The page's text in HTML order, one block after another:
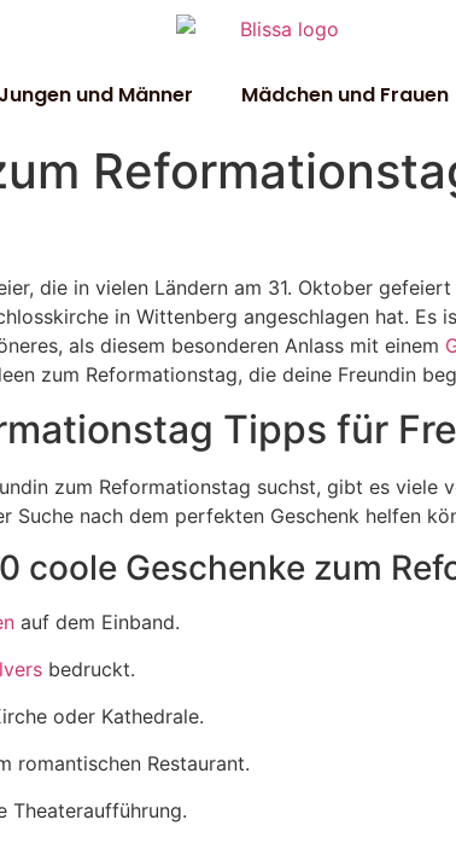
Jungen und Männer Mädchen und Frauen
die in vielen Ländern am 31. Oktober
in Wittenberg angeschlagen hat.
als diesem besonderen Anlass mit einem
zum Reformationstag, die deine Freundin
Tipps für
zum Reformationstag suchst, gibt es viele
Suche nach dem perfekten Geschenk helfen
coole Geschenke zum
auf dem Einband.
bedruckt.
oder Kathedrale.
romantischen Restaurant.
Theateraufführung.